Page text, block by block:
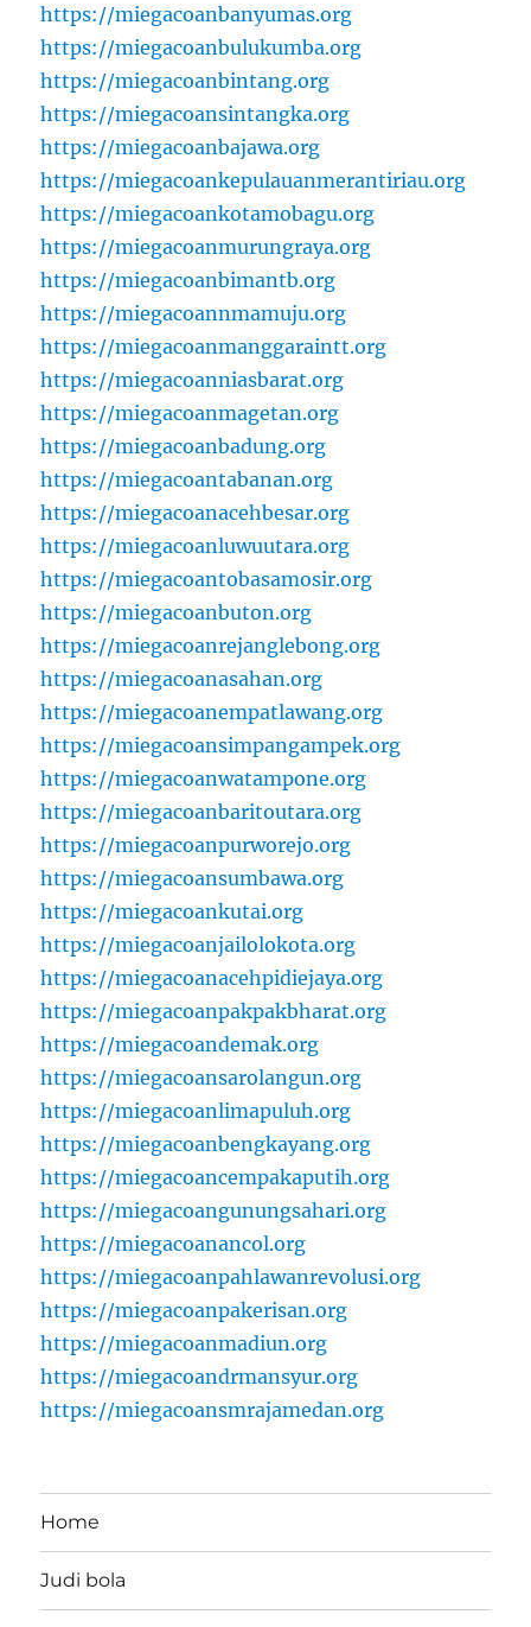
https://miegacoanbanyumas.org
https://miegacoanbulukumba.org
https://miegacoanbintang.org
https://miegacoansintangka.org
https://miegacoanbajawa.org
https://miegacoankepulauanmerantiriau.org
https://miegacoankotamobagu.org
https://miegacoanmurungraya.org
https://miegacoanbimantb.org
https://miegacoannmamuju.org
https://miegacoanmanggaraintt.org
https://miegacoanniasbarat.org
https://miegacoanmagetan.org
https://miegacoanbadung.org
https://miegacoantabanan.org
https://miegacoanacehbesar.org
https://miegacoanluwuutara.org
https://miegacoantobasamosir.org
https://miegacoanbuton.org
https://miegacoanrejanglebong.org
https://miegacoanasahan.org
https://miegacoanempatlawang.org
https://miegacoansimpangampek.org
https://miegacoanwatampone.org
https://miegacoanbaritoutara.org
https://miegacoanpurworejo.org
https://miegacoansumbawa.org
https://miegacoankutai.org
https://miegacoanjailolokota.org
https://miegacoanacehpidiejaya.org
https://miegacoanpakpakbharat.org
https://miegacoandemak.org
https://miegacoansarolangun.org
https://miegacoanlimapuluh.org
https://miegacoanbengkayang.org
https://miegacoancempakaputih.org
https://miegacoangunungsahari.org
https://miegacoanancol.org
https://miegacoanpahlawanrevolusi.org
https://miegacoanpakerisan.org
https://miegacoanmadiun.org
https://miegacoandrmansyur.org
https://miegacoansmrajamedan.org
Home
Judi bola